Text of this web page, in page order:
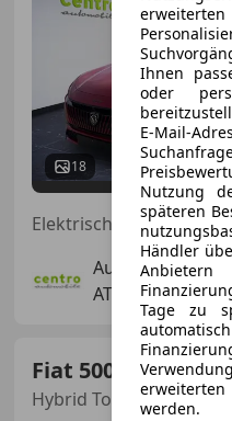
18
Auto Centro
AT-3100 St.
Fiat 500
Hybrid Torino
Ihnen
oder
E-Mail-
Nutzung
späteren
Händler
Tage zu
erweiterten
werden.